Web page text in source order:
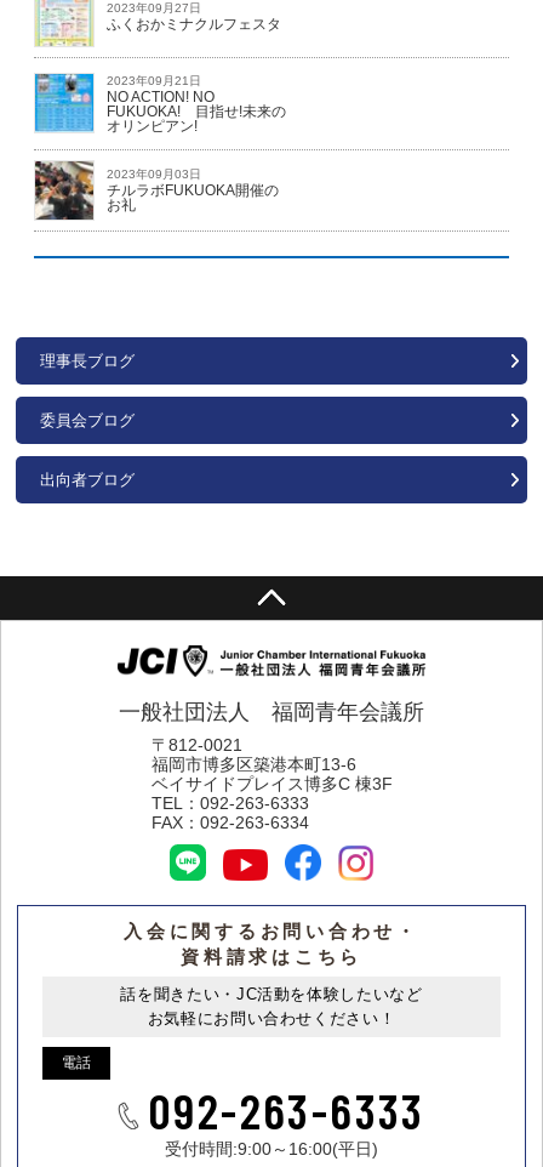
2023年09月27日
ふくおかミナクルフェスタ
2023年09月21日
NO ACTION! NO
FUKUOKA! 目指せ!未来の
オリンピアン!
2023年09月03日
チルラボFUKUOKA開催の
お礼
理事長ブログ
委員会ブログ
出向者ブログ
一般社団法人 福岡青年会議所
〒812-0021
福岡市博多区築港本町13-6
ベイサイドプレイス博多C 棟3F
TEL： 092-263-6333
FAX： 092-263-6334
入会に関するお問い合わせ・
資料請求はこちら
話を聞きたい・JC活動を体験したいなど
お気軽にお問い合わせください！
電話
092-263-6333
受付時間:9:00～16:00(平日)